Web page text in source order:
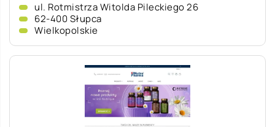
ul. Rotmistrza Witolda Pileckiego 26
62-400 Słupca
Wielkopolskie